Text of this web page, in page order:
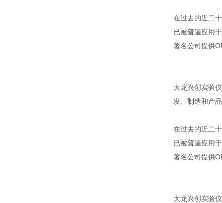
在过去的近二
已被普遍应用
著名公司提供
大龙兴创实验
发、制造和产
在过去的近二
已被普遍应用
著名公司提供
大龙兴创实验